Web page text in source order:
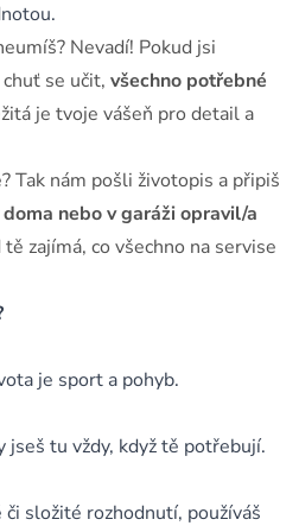
Nevadí! Pokud jsi
se učit, všechno potřebné
je tvoje vášeň pro detail a
Tak nám pošli životopis a připiš
nebo v garáži opravil/a
zajímá, co všechno na servise
je sport a pohyb.
jseš tu vždy, když tě potřebují.
složité rozhodnutí, používáš